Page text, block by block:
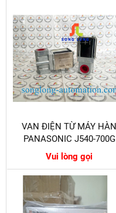
VAN ĐIỆN TỪ MÁY HÀN
PANASONIC J540-700G
Vui lòng gọi